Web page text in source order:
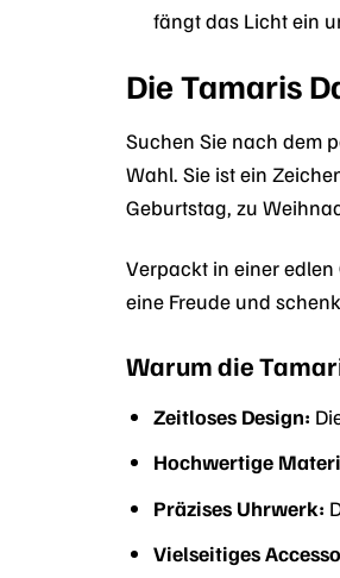
fängt das Licht ein
Die Tamaris
Suchen Sie nach dem
Wahl. Sie ist ein
Geburtstag, zu
Verpackt in einer edlen
eine Freude und
Warum die
Zeitloses Design:
Hochwertige
Präzises Uhrwerk:
Vielseitiges